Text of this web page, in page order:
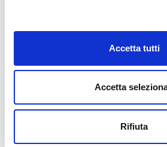
Accetta tutti
Accetta
Rifiuta
Sguardi sostenibili: “Fare
meglio con meno” con
Valeria Valotto
I modelli circolari possono ridurre
sprechi e generare valore sociale.
L’esperienza di Progetto Quid